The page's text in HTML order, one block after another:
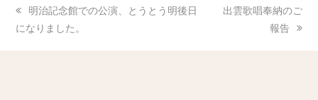
明治記念館での公演、とうとう明後日
になりました。
出雲歌唱奉納のご
報告